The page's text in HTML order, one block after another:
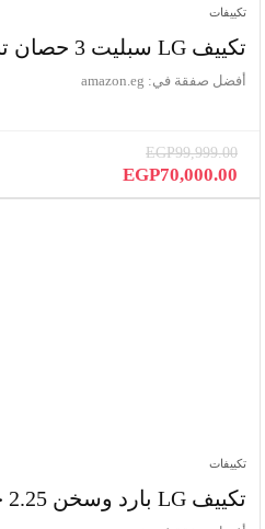
تكييفات
تكييف LG سبليت 3 حصان تبريد فقط
أفضل صفقة في: amazon.eg
EGP99,999.00
السعر
الأصلي
EGP70,000.00
السعر
الحالي
تكييفات
تكييف LG بارد وسخن 2.25 حصان